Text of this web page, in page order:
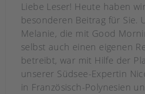
Liebe Leser! Heute haben
besonderen Beitrag für Sie.
Melanie, die mit Good
selbst auch einen eigenen
betreibt, war mit Hilfe der
unserer Südsee-Expertin
in Französisch-Polynesien